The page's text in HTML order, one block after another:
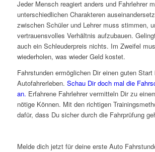
Jeder Mensch reagiert anders und Fahrlehrer
unterschiedlichen Charakteren
zwischen Schüler und Lehrer muss stimmen,
vertrauensvolles Verhältnis aufzubauen.
auch ein Schleuderpreis nichts. Im Zweifel
wiederholen, was wieder Geld kostet.
Fahrstunden ermöglichen Dir einen guten Start
Autofahrerleben. Schau Dir doch mal die
an. Erfahrene Fahrlehrer vermitteln Dir zu
nötige Können. Mit den richtigen
dafür, dass Du sicher durch die Fahrprüfung
Melde dich jetzt für deine erste Auto